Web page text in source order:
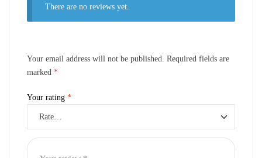
There are no reviews yet.
Your email address will not be published. Required fields are
marked *
Your rating *